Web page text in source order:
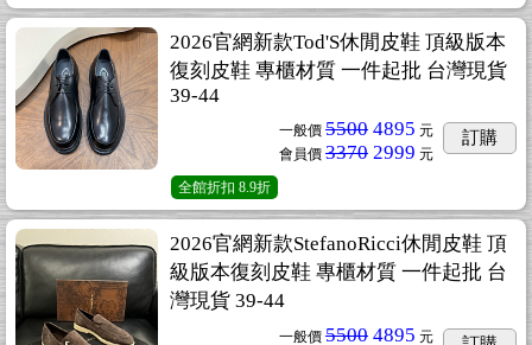
2026官網新款Tod'S休閒皮鞋 頂級版本
復刻皮鞋 專櫃材質 一件起批 台灣現貨
39-44
一般價 5500 4895 元
會員價 3370 2999 元
訂購
全館折扣 8.9折
2026官網新款StefanoRicci休閒皮鞋 頂
級版本復刻皮鞋 專櫃材質 一件起批 台
灣現貨 39-44
一般價 5500 4895 元